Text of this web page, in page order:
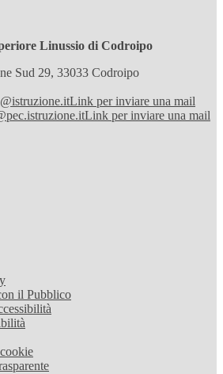
Linussio di Codroipo
Sud 29, 33033 Codroipo
Link per inviare una mail
Link per inviare una mail
il Pubblico